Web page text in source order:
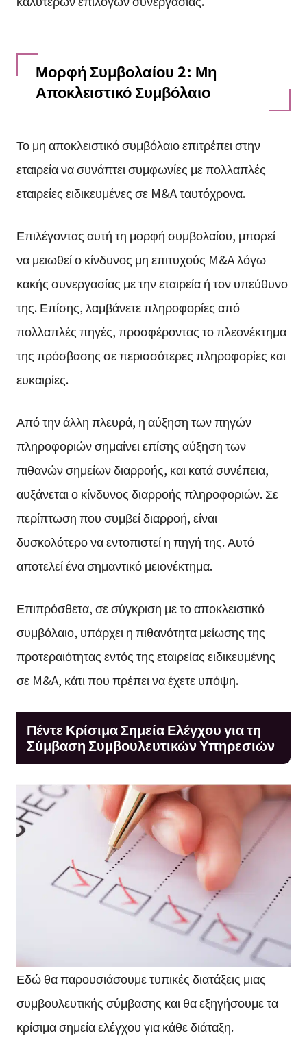
Μορφή Συμβολαίου 2: Μη
Αποκλειστικό Συμβόλαιο
Το μη αποκλειστικό συμβόλαιο επιτρέπει στην
εταιρεία να συνάπτει συμφωνίες με πολλαπλές
εταιρείες ειδικευμένες σε M&A ταυτόχρονα.
Επιλέγοντας αυτή τη μορφή συμβολαίου, μπορεί
να μειωθεί ο κίνδυνος μη επιτυχούς M&A λόγω
κακής συνεργασίας με την εταιρεία ή τον υπεύθυνο
της. Επίσης, λαμβάνετε πληροφορίες από
πολλαπλές πηγές, προσφέροντας το πλεονέκτημα
της πρόσβασης σε περισσότερες πληροφορίες και
ευκαιρίες.
Από την άλλη πλευρά, η αύξηση των πηγών
πληροφοριών σημαίνει επίσης αύξηση των
πιθανών σημείων διαρροής, και κατά συνέπεια,
αυξάνεται ο κίνδυνος διαρροής πληροφοριών. Σε
περίπτωση που συμβεί διαρροή, είναι
δυσκολότερο να εντοπιστεί η πηγή της. Αυτό
αποτελεί ένα σημαντικό μειονέκτημα.
Επιπρόσθετα, σε σύγκριση με το αποκλειστικό
συμβόλαιο, υπάρχει η πιθανότητα μείωσης της
προτεραιότητας εντός της εταιρείας ειδικευμένης
σε M&A, κάτι που πρέπει να έχετε υπόψη.
Πέντε Κρίσιμα Σημεία Ελέγχου για τη
Σύμβαση Συμβουλευτικών Υπηρεσιών
Εδώ θα παρουσιάσουμε τυπικές διατάξεις μιας
συμβουλευτικής σύμβασης και θα εξηγήσουμε τα
κρίσιμα σημεία ελέγχου για κάθε διάταξη.